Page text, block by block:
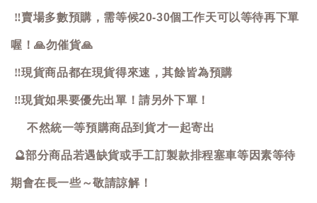
‼️賣場多數預購，需等候20-30個工作天可以等待再下單
喔！🙏勿催貨🙏
‼️現貨商品都在現貨得來速，其餘皆為預購
‼️現貨如果要優先出單！請另外下單！
不然統一等預購商品到貨才一起寄出
🔮部分商品若遇缺貨或手工訂製款排程塞車等因素等待
期會在長一些～敬請諒解！